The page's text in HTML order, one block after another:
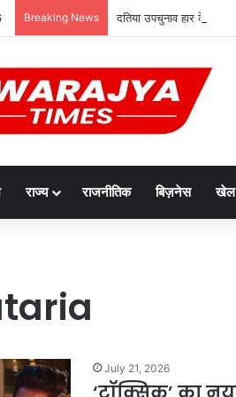
Breaking News दतिया उपचुनाव हार के
राज्य राजनीतिक बिज़नेस खेल
July 21, 2026